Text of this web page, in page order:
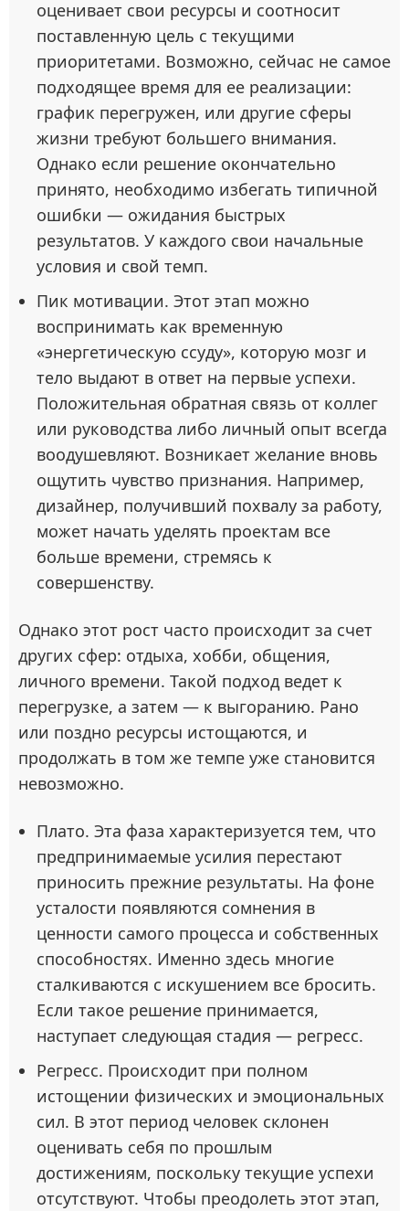
оценивает свои ресурсы и соотносит
поставленную цель с текущими
приоритетами. Возможно, сейчас не самое
подходящее время для ее реализации:
график перегружен, или другие сферы
жизни требуют большего внимания.
Однако если решение окончательно
принято, необходимо избегать типичной
ошибки — ожидания быстрых
результатов. У каждого свои начальные
условия и свой темп.
Пик мотивации. Этот этап можно
воспринимать как временную
«энергетическую ссуду», которую мозг и
тело выдают в ответ на первые успехи.
Положительная обратная связь от коллег
или руководства либо личный опыт всегда
воодушевляют. Возникает желание вновь
ощутить чувство признания. Например,
дизайнер, получивший похвалу за работу,
может начать уделять проектам все
больше времени, стремясь к
совершенству.
Однако этот рост часто происходит за счет
других сфер: отдыха, хобби, общения,
личного времени. Такой подход ведет к
перегрузке, а затем — к выгоранию. Рано
или поздно ресурсы истощаются, и
продолжать в том же темпе уже становится
невозможно.
Плато. Эта фаза характеризуется тем, что
предпринимаемые усилия перестают
приносить прежние результаты. На фоне
усталости появляются сомнения в
ценности самого процесса и собственных
способностях. Именно здесь многие
сталкиваются с искушением все бросить.
Если такое решение принимается,
наступает следующая стадия — регресс.
Регресс. Происходит при полном
истощении физических и эмоциональных
сил. В этот период человек склонен
оценивать себя по прошлым
достижениям, поскольку текущие успехи
отсутствуют. Чтобы преодолеть этот этап,